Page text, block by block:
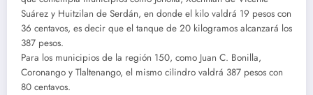
Suárez y Huitzilan de Serdán, en donde el kilo valdrá 19 pesos con
36 centavos, es decir que el tanque de 20 kilogramos alcanzará los
387 pesos.
Para los municipios de la región 150, como Juan C. Bonilla,
Coronango y Tlaltenango, el mismo cilindro valdrá 387 pesos con
80 centavos.